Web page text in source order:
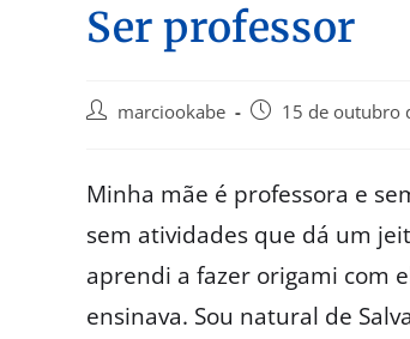
Ser professor
marciookabe 15 de outubro
Minha mãe é professora e
sem atividades que dá um
aprendi a fazer origami com
ensinava. Sou natural de